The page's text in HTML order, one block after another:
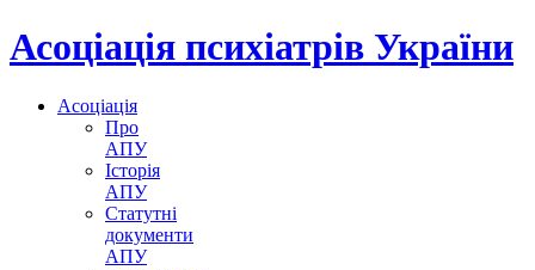
Асоціація психіатрів України
Асоціація
Про
АПУ
Історія
АПУ
Статутні
документи
АПУ